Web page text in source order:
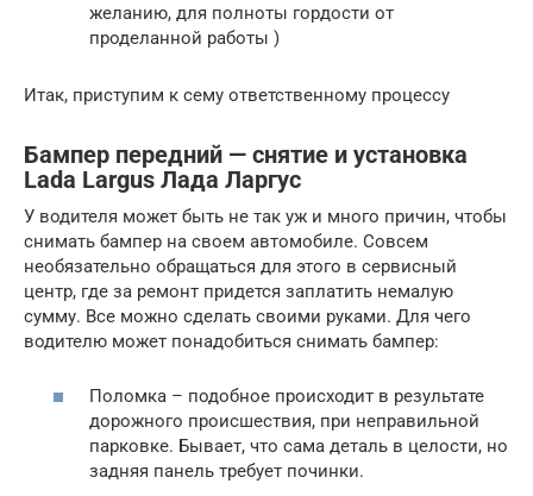
желанию, для полноты гордости от
проделанной работы )
Итак, приступим к сему ответственному процессу
Бампер передний — снятие и установка
Lada Largus Лада Ларгус
У водителя может быть не так уж и много причин, чтобы
снимать бампер на своем автомобиле. Совсем
необязательно обращаться для этого в сервисный
центр, где за ремонт придется заплатить немалую
сумму. Все можно сделать своими руками. Для чего
водителю может понадобиться снимать бампер:
Поломка – подобное происходит в результате
дорожного происшествия, при неправильной
парковке. Бывает, что сама деталь в целости, но
задняя панель требует починки.